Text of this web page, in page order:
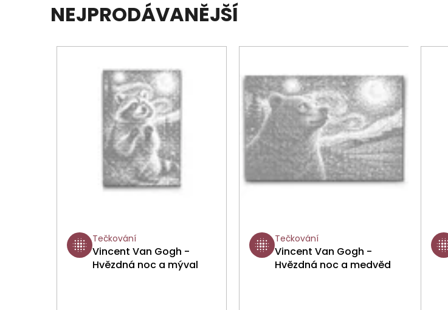
NEJPRODÁVANĚJŠÍ
Tečkování
Vincent Van Gogh -
Hvězdná noc a mýval
Tečkování
Vincent Van Gogh -
Hvězdná noc a medvěd